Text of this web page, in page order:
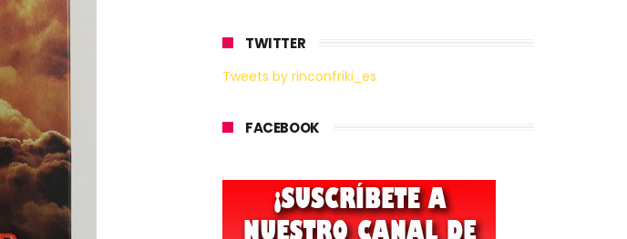
TWITTER
Tweets by rinconfriki_es
FACEBOOK